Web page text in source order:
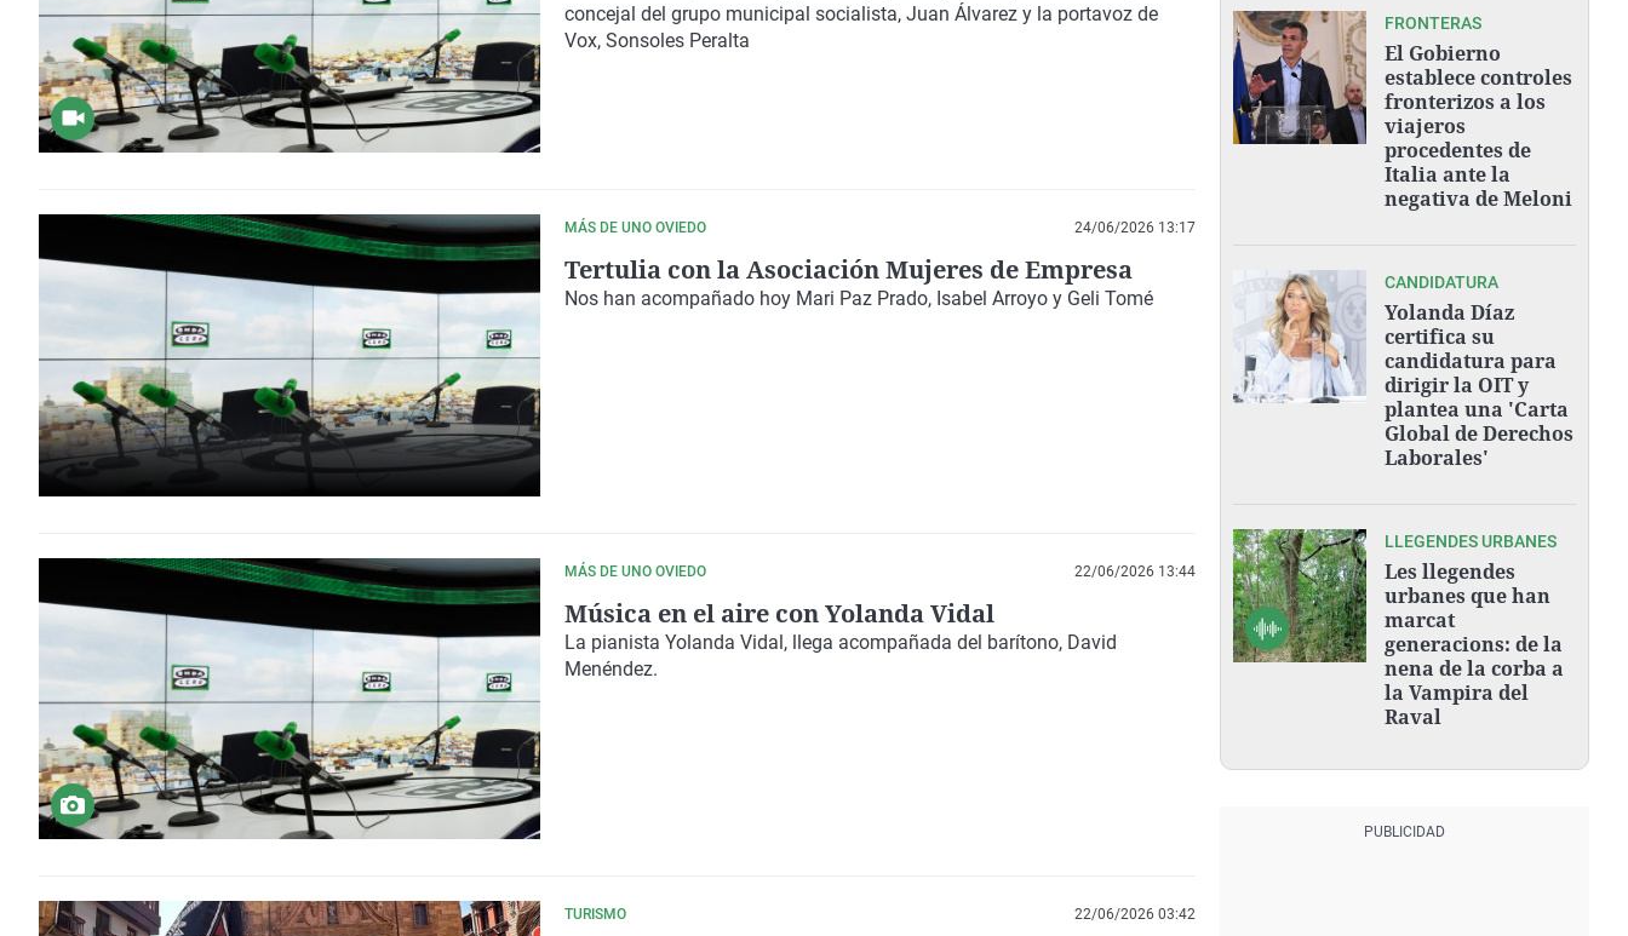
concejal del grupo municipal socialista, Juan Álvarez y la portavoz de
Vox, Sonsoles Peralta
MÁS DE UNO OVIEDO 24/06/2026 13:17
Tertulia con la Asociación Mujeres de Empresa
Nos han acompañado hoy Mari Paz Prado, Isabel Arroyo y Geli Tomé
MÁS DE UNO OVIEDO 22/06/2026 13:44
Música en el aire con Yolanda Vidal
La pianista Yolanda Vidal, llega acompañada del barítono, David
Menéndez.
TURISMO 22/06/2026 03:42
FRONTERAS
El Gobierno
establece controles
fronterizos a los
viajeros
procedentes de
Italia ante la
negativa de Meloni
CANDIDATURA
Yolanda Díaz
certifica su
candidatura para
dirigir la OIT y
plantea una 'Carta
Global de Derechos
Laborales'
LLEGENDES URBANES
Les llegendes
urbanes que han
marcat
generacions: de la
nena de la corba a
la Vampira del
Raval